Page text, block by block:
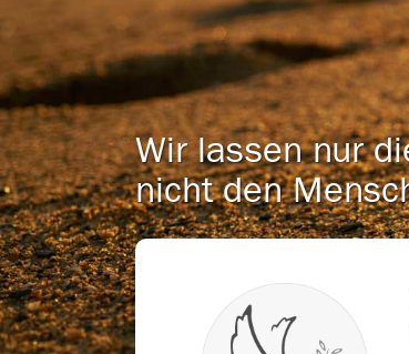
Wir lassen nur
nicht den